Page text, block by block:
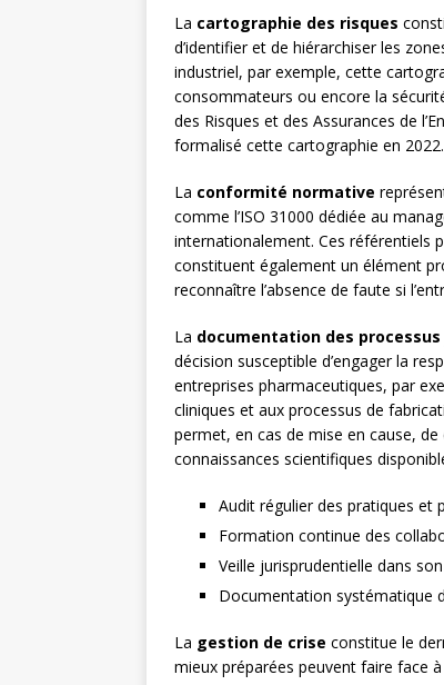
La cartographie des risques
d’identifier et de hiérarchiser les
industriel, par exemple, cette
consommateurs ou encore la
des Risques et des Assurances de
formalisé cette cartographie en 2022.
La conformité normative
comme l’ISO 31000 dédiée au
internationalement. Ces référentiels
constituent également un élément
reconnaître l’absence de faute si
La documentation des processus
décision susceptible d’engager la
entreprises pharmaceutiques, par
cliniques et aux processus de
permet, en cas de mise en cause,
connaissances scientifiques
Audit régulier des pratiques et
Formation continue des
Veille jurisprudentielle dans
Documentation systématique
La gestion de crise constitue le
mieux préparées peuvent faire face